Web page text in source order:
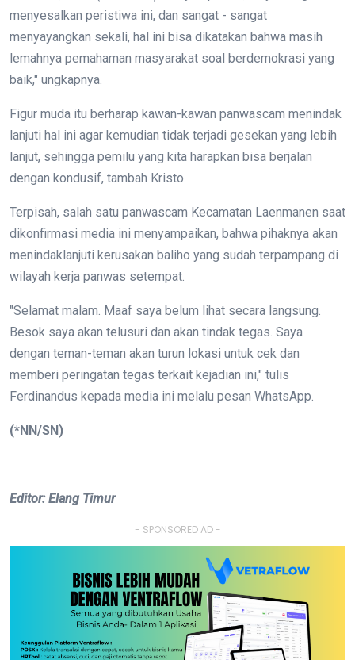
menyesalkan peristiwa ini, dan sangat - sangat
menyayangkan sekali, hal ini bisa dikatakan bahwa masih
lemahnya pemahaman masyarakat soal berdemokrasi yang
baik," ungkapnya.
Figur muda itu berharap kawan-kawan panwascam menindak
lanjuti hal ini agar kemudian tidak terjadi gesekan yang lebih
lanjut, sehingga pemilu yang kita harapkan bisa berjalan
dengan kondusif, tambah Kristo.
Terpisah, salah satu panwascam Kecamatan Laenmanen saat
dikonfirmasi media ini menyampaikan, bahwa pihaknya akan
menindaklanjuti kerusakan baliho yang sudah terpampang di
wilayah kerja panwas setempat.
"Selamat malam. Maaf saya belum lihat secara langsung.
Besok saya akan telusuri dan akan tindak tegas. Saya
dengan teman-teman akan turun lokasi untuk cek dan
memberi peringatan tegas terkait kejadian ini," tulis
Ferdinandus kepada media ini melalu pesan WhatsApp.
(*NN/SN)
Editor: Elang Timur
- SPONSORED AD -